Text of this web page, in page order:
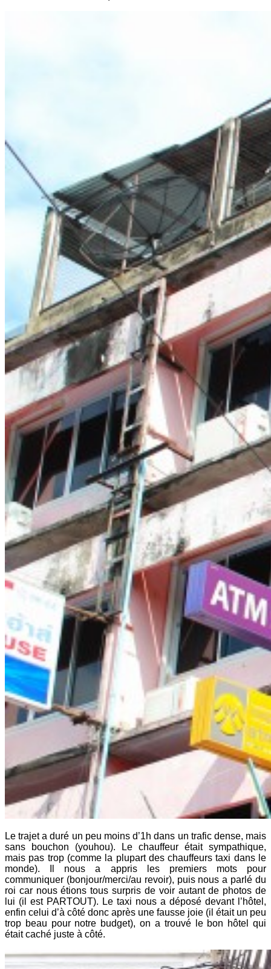
Le trajet a duré un peu moins d’1h dans un trafic dense, mais
sans bouchon (youhou). Le chauffeur était sympathique,
mais pas trop (comme la plupart des chauffeurs taxi dans le
monde). Il nous a appris les premiers mots pour
communiquer (bonjour/merci/au revoir), puis nous a parlé du
roi car nous étions tous surpris de voir autant de photos de
lui (il est PARTOUT). Le taxi nous a déposé devant l’hôtel,
enfin celui d’à côté donc après une fausse joie (il était un peu
trop beau pour notre budget), on a trouvé le bon hôtel qui
était caché juste à côté.